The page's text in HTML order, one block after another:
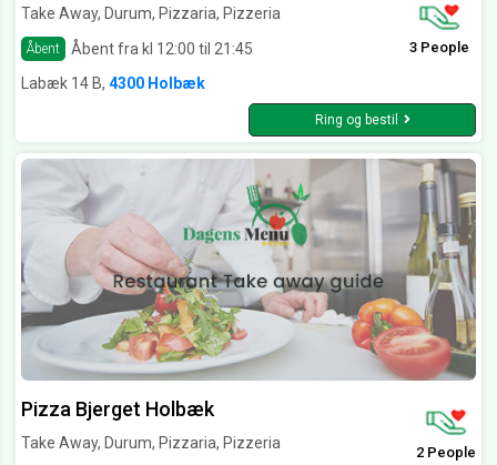
Take Away, Durum, Pizzaria, Pizzeria
Åbent Åbent fra kl 12:00 til 21:45 3 People
Labæk 14 B, 4300 Holbæk
Ring og bestil
Pizza Bjerget Holbæk
Take Away, Durum, Pizzaria, Pizzeria
2 People